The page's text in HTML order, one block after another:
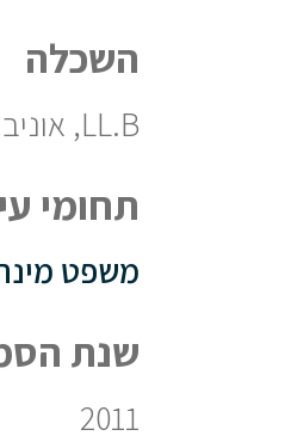
השכלה
LL.B, אוניברסיטת בר אילן.
תחומי
משפט
שנת
2011